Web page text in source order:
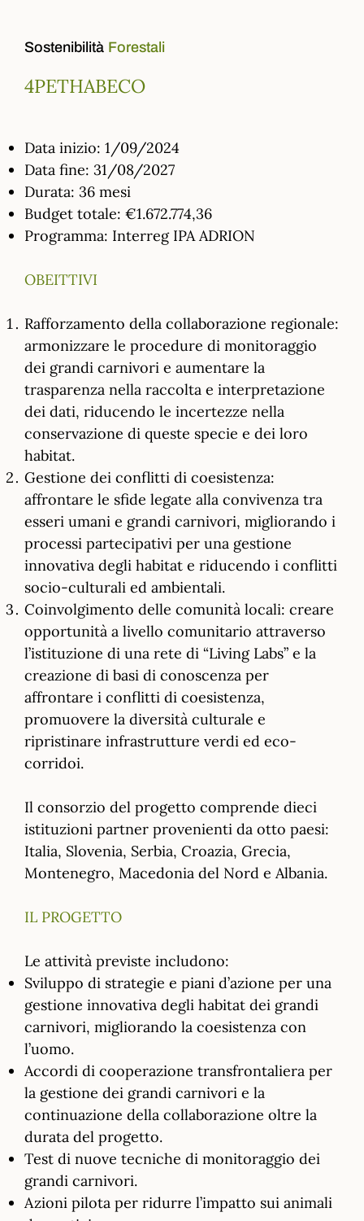
Sostenibilità Forestali
4PETHABECO
Data inizio: 1/09/2024
Data fine: 31/08/2027
Durata: 36 mesi
Budget totale: €1.672.774,36
Programma: Interreg IPA ADRION
OBEITTIVI
Rafforzamento della collaborazione regionale:
armonizzare le procedure di monitoraggio
dei grandi carnivori e aumentare la
trasparenza nella raccolta e interpretazione
dei dati, riducendo le incertezze nella
conservazione di queste specie e dei loro
habitat.
Gestione dei conflitti di coesistenza:
affrontare le sfide legate alla convivenza tra
esseri umani e grandi carnivori, migliorando i
processi partecipativi per una gestione
innovativa degli habitat e riducendo i conflitti
socio-culturali ed ambientali.
Coinvolgimento delle comunità locali: creare
opportunità a livello comunitario attraverso
l’istituzione di una rete di “Living Labs” e la
creazione di basi di conoscenza per
affrontare i conflitti di coesistenza,
promuovere la diversità culturale e
ripristinare infrastrutture verdi ed eco-
corridoi.
Il consorzio del progetto comprende dieci
istituzioni partner provenienti da otto paesi:
Italia, Slovenia, Serbia, Croazia, Grecia,
Montenegro, Macedonia del Nord e Albania.
IL PROGETTO
Le attività previste includono:
Sviluppo di strategie e piani d’azione per una
gestione innovativa degli habitat dei grandi
carnivori, migliorando la coesistenza con
l’uomo.
Accordi di cooperazione transfrontaliera per
la gestione dei grandi carnivori e la
continuazione della collaborazione oltre la
durata del progetto.
Test di nuove tecniche di monitoraggio dei
grandi carnivori.
Azioni pilota per ridurre l’impatto sui animali